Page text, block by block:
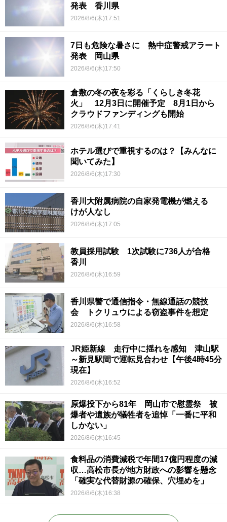
発表 香川県
2026/8/6(木)17:51
7日も危険な暑さに 熱中症警戒アラート
発表 岡山県
2026/8/6(木)17:50
倉敷の冬の夜を彩る「くらしき冬花
火」 12月3日に開催予定 8月1日から
クラウドファンディングも開始
2026/8/6(木)17:41
ホテル選びで重視するのは？【みんなに
聞いてみた】
2026/8/6(木)17:30
香川大附属病院の自家発電機が燃える
けが人なし
2026/8/6(木)17:05
教員採用試験 1次試験に736人が合格
香川
2026/8/6(木)16:59
香川県警で通信指令・無線通話の競技
会 トクリュウによる窃盗事件を想定
2026/8/6(木)16:58
JR姫新線 走行中に揺れを感知 津山駅
～新見駅間で運転見合わせ【午後4時45分
現在】
2026/8/6(木)16:52
原爆投下から81年 岡山市で慰霊祭 被
爆者や遺族が犠牲者を追悼「一番に平和
しかない」
2026/8/6(木)16:45
食料品の消費減税で年間17億円程度の減
収…高松市長が地方財政への影響を懸念
「確実な代替財源の確保、穴埋めを」
2026/8/6(木)16:38